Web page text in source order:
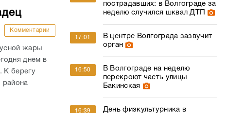
Комментарии
жары
днем в
К берегу
района
пострадавших: в Волгограде за
неделю случился шквал ДТП
17:01
В центре Волгограда зазвучит
орган
16:50
В Волгограде на неделю
перекроют часть улицы
Бакинская
16:39
День физкультурника в